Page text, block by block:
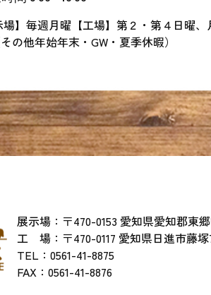
】毎週月曜【工場】第２・第４日曜、
その他年始年末・GW・夏季休暇）
展示場：〒470-0153 愛知県愛知郡東
工 場：〒470-0117 愛知県日進市藤塚
TEL： 0561-41-8875
​​​​​​​FAX：0561-41-8876